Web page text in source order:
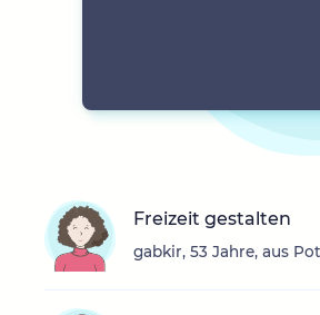
Freizeit gestalten
gabkir, 53 Jahre, aus